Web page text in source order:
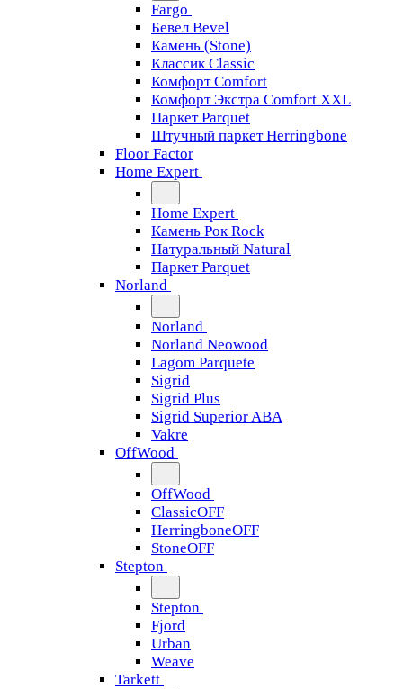
Fargo
Бевел Bevel
Камень (Stone)
Классик Classic
Комфорт Comfort
Комфорт Экстра Comfort XXL
Паркет Parquet
Штучный паркет Herringbone
Floor Factor
Home Expert
Home Expert
Камень Рок Rock
Натуральный Natural
Паркет Parquet
Norland
Norland
Norland Neowood
Lagom Parquete
Sigrid
Sigrid Plus
Sigrid Superior ABA
Vakre
OffWood
OffWood
ClassicOFF
HerringboneOFF
StoneOFF
Stepton
Stepton
Fjord
Urban
Weave
Tarkett